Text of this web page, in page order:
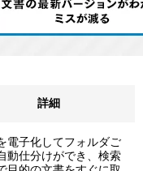
詳細
電子化してフォルダご
動仕分けができ、検索